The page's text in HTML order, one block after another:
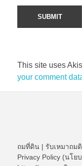
This site uses
your comment
ถมที่ดิน | รับเหมาถม
Privacy Policy (นโ